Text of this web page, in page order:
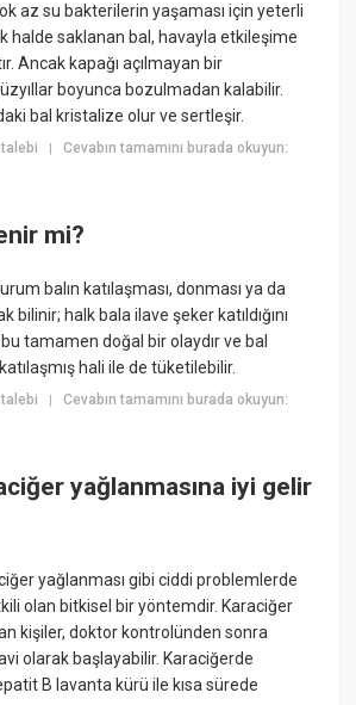
az su bakterilerin yaşaması için yeterli
halde saklanan bal, havayla etkileşime
Ancak kapağı açılmayan bir
boyunca bozulmadan kalabilir.
bal kristalize olur ve sertleşir.
talebi |Cevabın tamamını burada okuyun:
mi?
balın katılaşması, donması ya da
bilinir; halk bala ilave şeker katıldığını
tamamen doğal bir olaydır ve bal
hali ile de tüketilebilir.
talebi |Cevabın tamamını burada okuyun:
yağlanmasına iyi gelir
yağlanması gibi ciddi problemlerde
olan bitkisel bir yöntemdir. Karaciğer
kişiler, doktor kontrolünden sonra
olarak başlayabilir. Karaciğerde
B lavanta kürü ile kısa sürede